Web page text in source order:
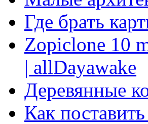
Где брать
Zopiclone 10
| allDayawake
Деревянные
Как